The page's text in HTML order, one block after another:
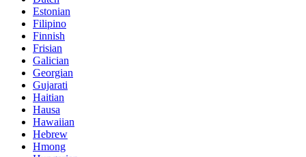
Estonian
Filipino
Finnish
Frisian
Galician
Georgian
Gujarati
Haitian
Hausa
Hawaiian
Hebrew
Hmong